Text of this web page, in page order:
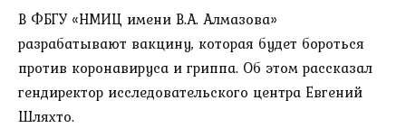
В ФБГУ «НМИЦ имени В.А. Алмазова»
разрабатывают вакцину, которая будет бороться
против коронавируса и гриппа. Об этом рассказал
гендиректор исследовательского центра Евгений
Шляхто.